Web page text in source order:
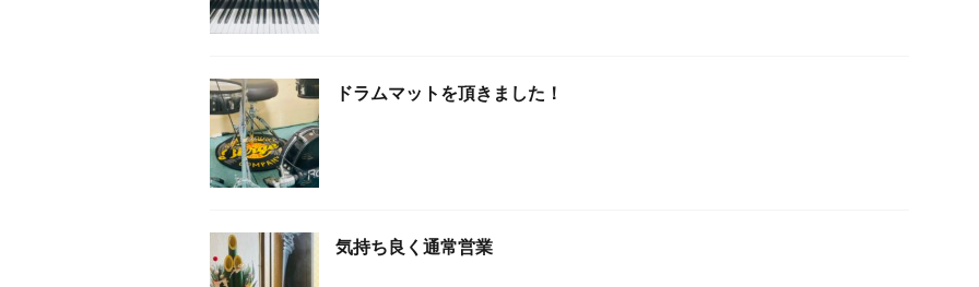
ドラムマットを頂きました！
気持ち良く通常営業